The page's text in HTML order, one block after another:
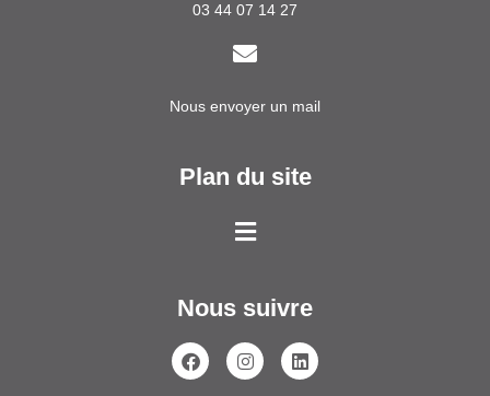
03 44 07 14 27
Nous envoyer un mail
Plan du site
Nous suivre